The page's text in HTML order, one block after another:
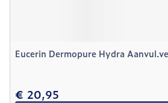
Eucerin Dermopure Hydra
€ 20,95